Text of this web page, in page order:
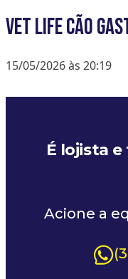
Vet life cão
15/05/2026 às 20:19
É lojista
Acione a